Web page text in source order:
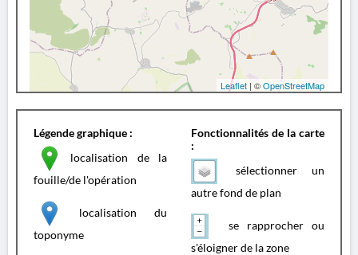
Leaflet | ©OpenStreetMap
Légende graphique :
localisation de la
fouille/de l'opération
localisation du
toponyme
Fonctionnalités de la carte
:
sélectionner un
autre fond de plan
se rapprocher ou
s'éloigner de la zone